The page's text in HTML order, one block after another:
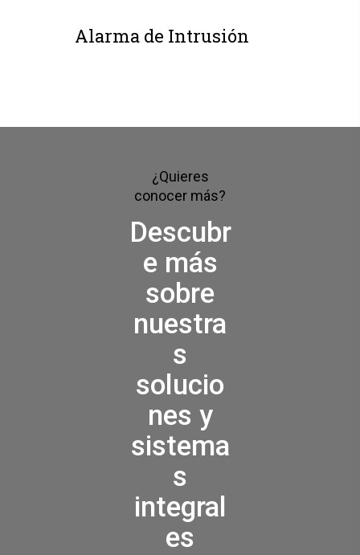
Alarma de Intrusión
¿Quieres
conocer más?
Descubr
e más
sobre
nuestra
s
solucio
nes y
sistema
s
integral
es